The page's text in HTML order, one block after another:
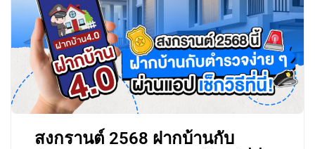
สงกรานต์ 2568 ฝากบ้านกับ